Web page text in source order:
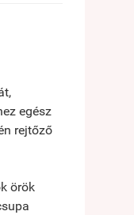
egész
rejtőző
örök